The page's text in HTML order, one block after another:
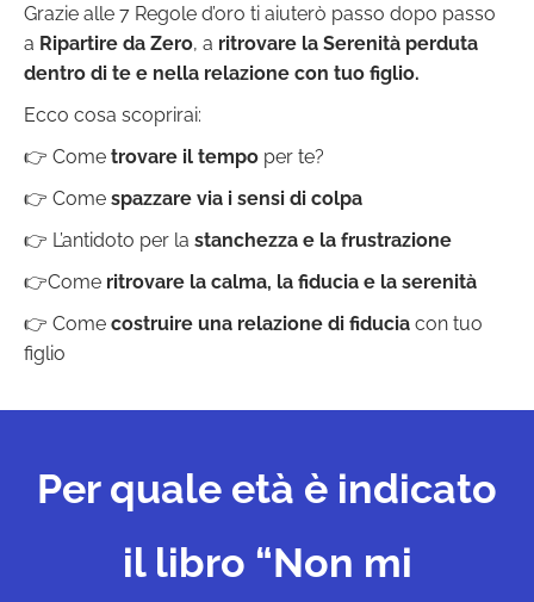
Grazie alle 7 Regole d’oro ti aiuterò passo dopo passo
a Ripartire da Zero, a ritrovare la Serenità perduta
dentro di te e nella relazione con tuo figlio.
Ecco cosa scoprirai:
👉 Come trovare il tempo per te?
👉 Come spazzare via i sensi di colpa
👉 L’antidoto per la stanchezza e la frustrazione
👉Come ritrovare la calma, la fiducia e la serenità
👉 Come costruire una relazione di fiducia con tuo
figlio
Per quale età è indicato
il libro “Non mi